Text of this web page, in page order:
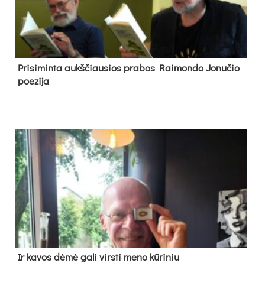
Pri­si­min­ta aukš­čiau­sios pra­bos Rai­mon­do Jo­nu­čio
poe­zi­ja
Ir ka­vos dė­mė ga­li virs­ti me­no kū­ri­niu